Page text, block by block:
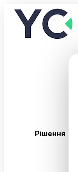
Рішення